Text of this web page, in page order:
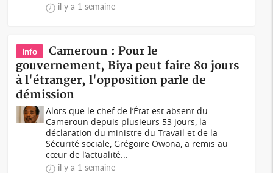
il y a 1 semaine
Info
Cameroun : Pour le
gouvernement, Biya peut faire 80 jours
à l'étranger, l'opposition parle de
démission
Alors que le chef de l’État est absent du
Cameroun depuis plusieurs 53 jours, la
déclaration du ministre du Travail et de la
Sécurité sociale, Grégoire Owona, a remis au
cœur de l’actualité...
il y a 1 semaine